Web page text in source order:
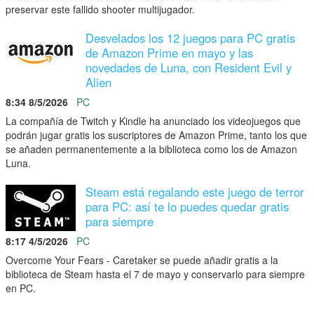
preservar este fallido shooter multijugador.
Desvelados los 12 juegos para PC gratis
de Amazon Prime en mayo y las
novedades de Luna, con Resident Evil y
Alien
8:34 8/5/2026
PC
La compañía de Twitch y Kindle ha anunciado los videojuegos que
podrán jugar gratis los suscriptores de Amazon Prime, tanto los que
se añaden permanentemente a la biblioteca como los de Amazon
Luna.
Steam está regalando este juego de terror
para PC: así te lo puedes quedar gratis
para siempre
8:17 4/5/2026
PC
Overcome Your Fears - Caretaker se puede añadir gratis a la
biblioteca de Steam hasta el 7 de mayo y conservarlo para siempre
en PC.